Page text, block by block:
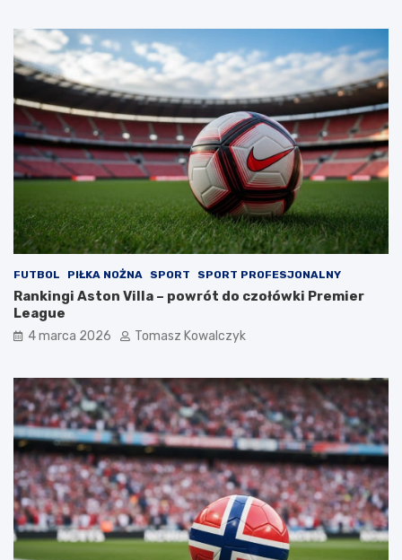
FUTBOL PIŁKA NOŻNA SPORT SPORT PROFESJONALNY
Rankingi Aston Villa – powrót do czołówki Premier
League
4 marca 2026 Tomasz Kowalczyk